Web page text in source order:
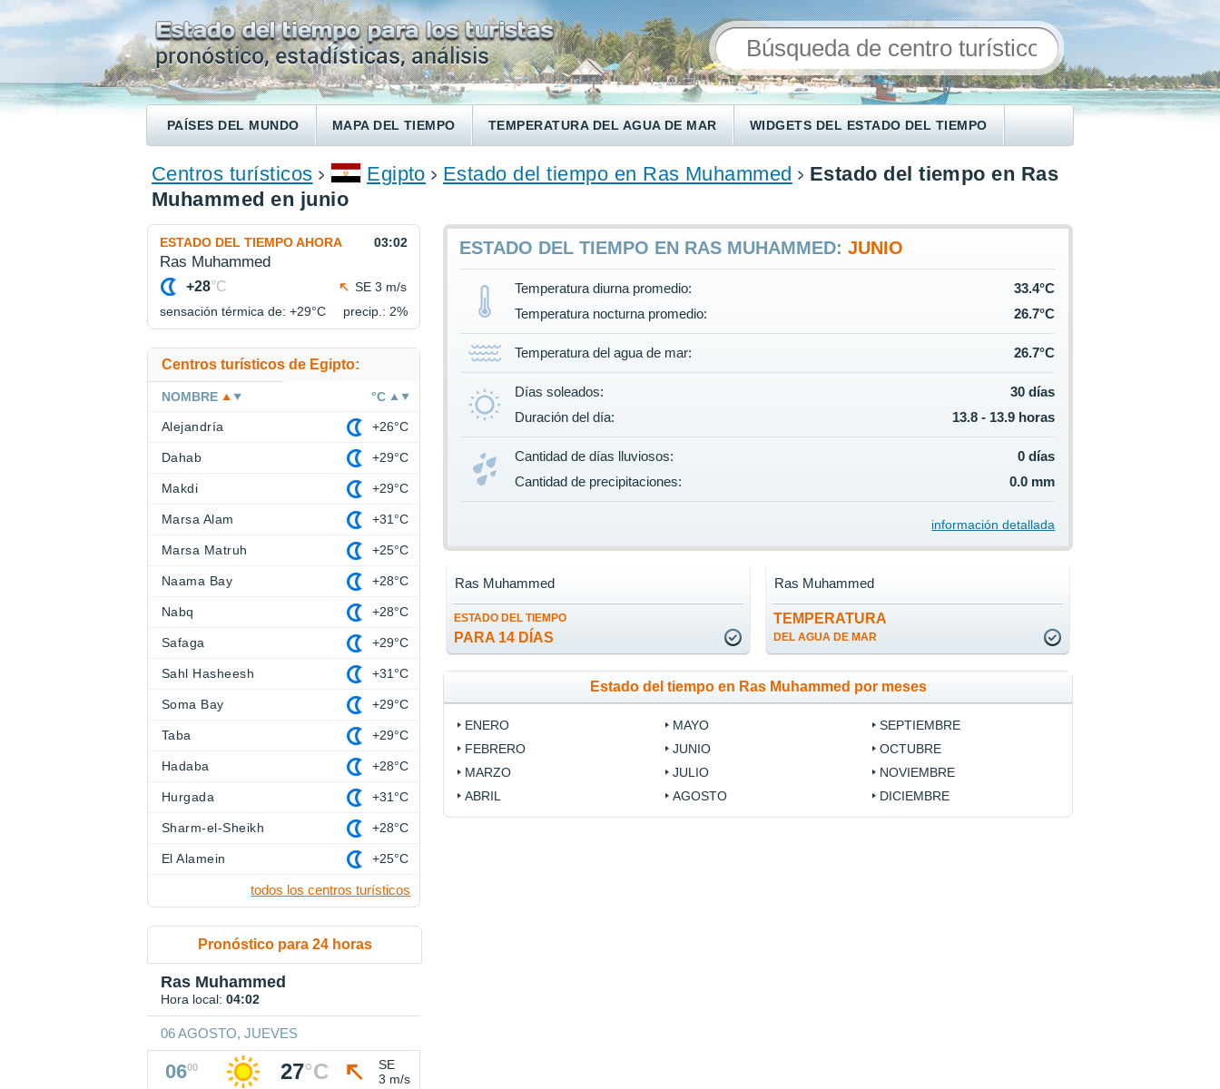
PAÍSES DEL MUNDO MAPA DEL TIEMPO TEMPERATURA DEL AGUA DE MAR WIDGETS DEL ESTADO DEL TIEMPO
ENCONTRAR UN HOTEL
Centros turísticos Egipto Estado del tiempo en Ras Muhammed
Estado del tiempo en Ras
Muhammed en junio
ESTADO DEL TIEMPO EN RAS MUHAMMED:JUNIO
Temperatura diurna promedio:
33.4°C
Temperatura nocturna promedio:
26.7°C
Temperatura del agua de mar: 26.7°C
Días soleados:
30 días
Duración del día:
13.8 - 13.9 horas
Cantidad de días lluviosos:
0 días
Cantidad de precipitaciones:
0.0 mm
información detallada
ESTADO DEL TIEMPO
PARA 14 DÍAS
Ras Muhammed
TEMPERATURA
DEL AGUA DE MAR
Ras Muhammed
Estado del tiempo en Ras Muhammed por meses
ENERO
FEBRERO
MARZO
ABRIL
MAYO
JUNIO
JULIO
AGOSTO
SEPTIEMBRE
OCTUBRE
NOVIEMBRE
DICIEMBRE
ESTADO DEL TIEMPO AHORA 03:02
Ras Muhammed
+28°C
SE 3 m/s
sensación térmica de: +29°C precip.: 2%
Centros turísticos de Egipto:
NOMBRE °C
Alejandría +26°C
Dahab +29°C
Makdi +29°C
Marsa Alam +31°C
Marsa Matruh +25°C
Naama Bay +28°C
Nabq +28°C
Safaga +29°C
Sahl Hasheesh +31°C
Soma Bay +29°C
Taba +29°C
Hadaba +28°C
Hurgada +31°C
Sharm-el-Sheikh +28°C
El Alamein +25°C
todos los centros turísticos
Pronóstico para 24 horas
Ras Muhammed
Hora local: 04:02
06 AGOSTO, JUEVES
0600 27°C
SE
3 m/s